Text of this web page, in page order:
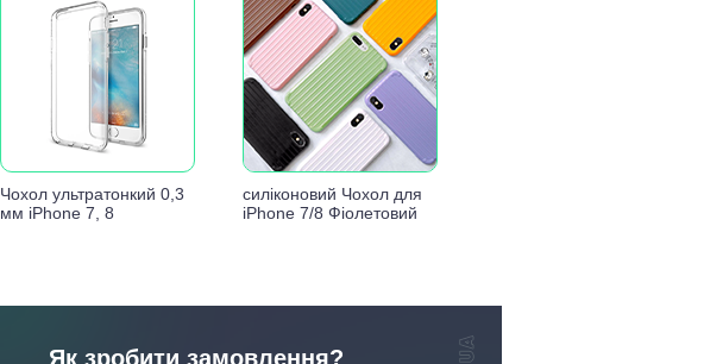
Чохол ультратонкий 0,3
мм iPhone 7, 8
силіконовий Чохол для
iPhone 7/8 Фіолетовий
Як зробити замовлення?